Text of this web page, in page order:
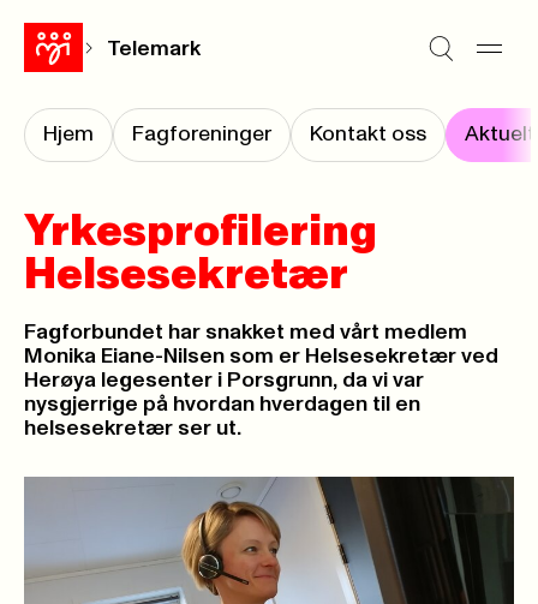
Telemark
Hjem Fagforeninger Kontakt oss Aktuelt
Yrkesprofilering
Helsesekretær
Fagforbundet har snakket med vårt medlem
Monika Eiane-Nilsen som er Helsesekretær ved
Herøya legesenter i Porsgrunn, da vi var
nysgjerrige på hvordan hverdagen til en
helsesekretær ser ut.